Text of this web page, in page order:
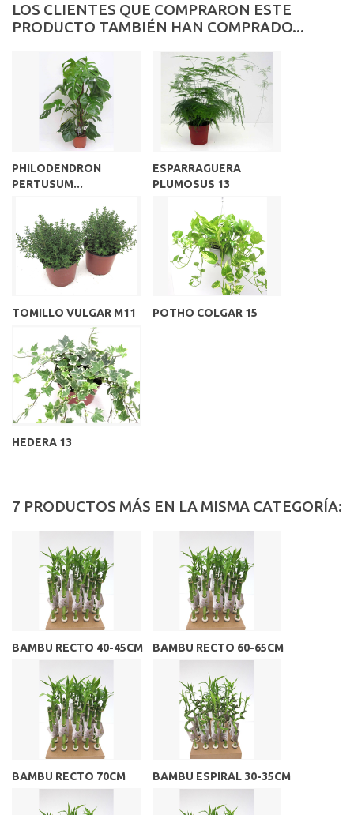
LOS CLIENTES QUE COMPRARON ESTE
PRODUCTO TAMBIÉN HAN COMPRADO...
PHILODENDRON
PERTUSUM...
ESPARRAGUERA
PLUMOSUS 13
TOMILLO VULGAR M11 POTHO COLGAR 15
HEDERA 13
7 PRODUCTOS MÁS EN LA MISMA CATEGORÍA:
BAMBU RECTO 40-45CM BAMBU RECTO 60-65CM
BAMBU RECTO 70CM BAMBU ESPIRAL 30-35CM